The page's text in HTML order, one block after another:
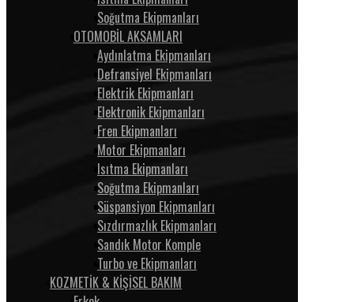
Soğutma Ekipmanları
OTOMOBİL AKSAMLARI
Aydınlatma Ekipmanları
Defransiyel Ekipmanları
Elektrik Ekipmanları
Elektronik Ekipmanları
Fren Ekipmanları
Motor Ekipmanları
Isıtma Ekipmanları
Soğutma Ekipmanları
Süspansiyon Ekipmanları
Sızdırmazlık Ekipmanları
Sandık Motor Komple
Turbo ve Ekipmanları
KOZMETİK & KİŞİSEL BAKIM